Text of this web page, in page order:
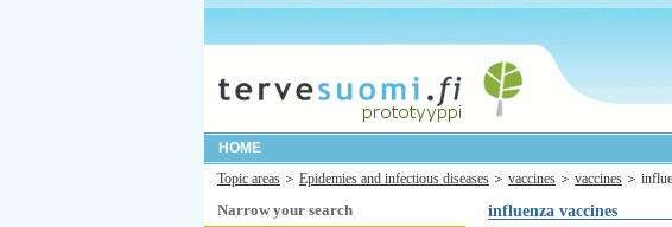
HOME
Topic areas
Epidemies and infectious diseases vaccines vaccines
Narrow your search
influenza vaccines